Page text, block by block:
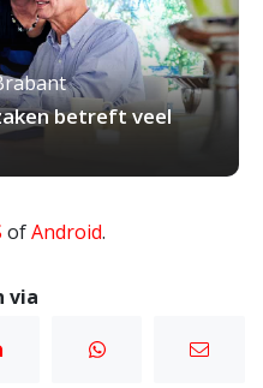
betreft veel
ofAndroid.
via